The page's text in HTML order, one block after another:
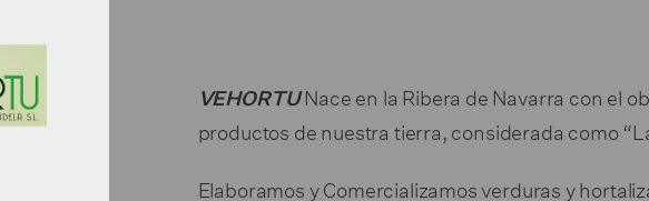
expositores SG 2026
VEHORTUNace en la Ribera de Navarra con el
productos de nuestra tierra, considerada como
Elaboramos y Comercializamos verduras y